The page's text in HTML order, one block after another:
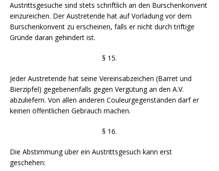
Austrittsgesuche sind stets schriftlich an den Burschenkonvent
einzureichen. Der Austretende hat auf Vorladung vor dem
Burschenkonvent zu erscheinen, falls er nicht durch triftige
Gründe daran gehindert ist.
§ 15.
Jeder Austretende hat seine Vereinsabzeichen (Barret und
Bierzipfel) gegebenenfalls gegen Vergütung an den A.V.
abzuliefern. Von allen anderen Couleurgegenständen darf er
keinen öffentlichen Gebrauch machen.
§ 16.
Die Abstimmung über ein Austrittsgesuch kann erst
geschehen: